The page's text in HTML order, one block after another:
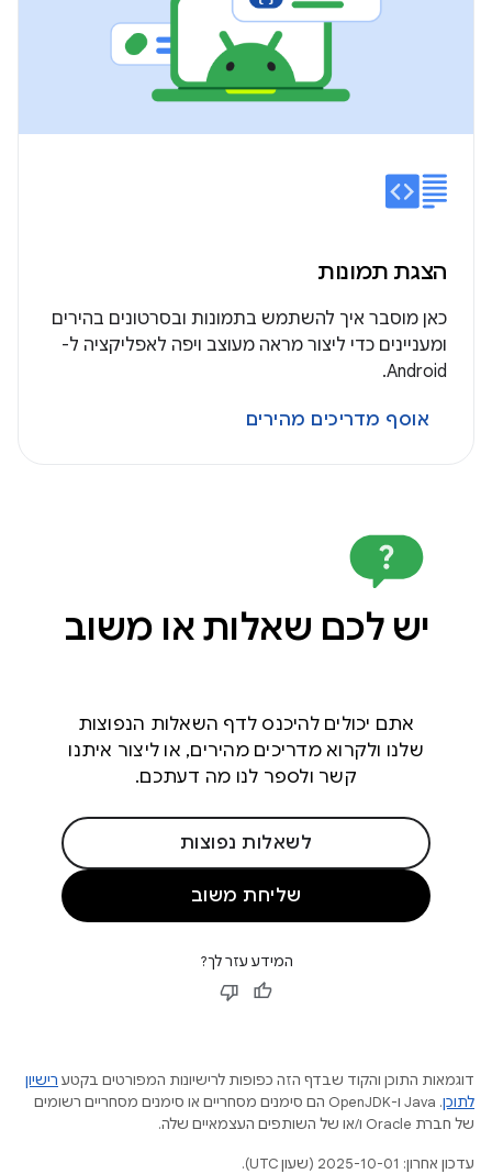
הצגת תמונות
כאן מוסבר איך להשתמש בתמונות ובסרטונים בהירים
ומעניינים כדי ליצור מראה מעוצב ויפה לאפליקציה ל-
Android.
אוסף מדריכים מהירים
יש לכם שאלות או משוב
אתם יכולים להיכנס לדף השאלות הנפוצות
שלנו ולקרוא מדריכים מהירים, או ליצור איתנו
קשר ולספר לנו מה דעתכם.
לשאלות נפוצות
שליחת משוב
המידע עזר לך?
דוגמאות התוכן והקוד שבדף הזה כפופות לרישיונות המפורטים בקטע רישיון
לתוכן
.‏ Java ו-OpenJDK הם סימנים מסחריים או סימנים מסחריים רשומים
של חברת Oracle ו/או של השותפים העצמאיים שלה.
עדכון אחרון: 2025-10-01 (שעון UTC).